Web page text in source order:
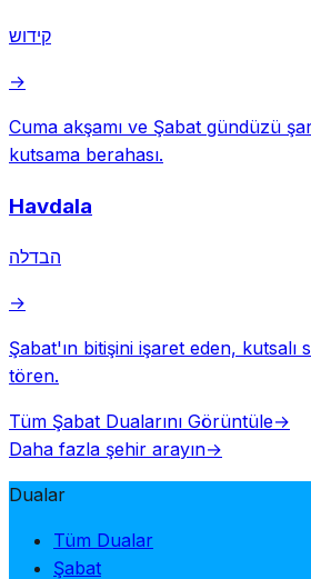
קידוש
→
Cuma akşamı ve Şabat gündüzü
kutsama berahası.
Havdala
הבדלה
→
Şabat'ın bitişini işaret eden, kutsalı
tören.
Tüm Şabat Dualarını Görüntüle→
Daha fazla şehir arayın→
Dualar
Tüm Dualar
Şabat